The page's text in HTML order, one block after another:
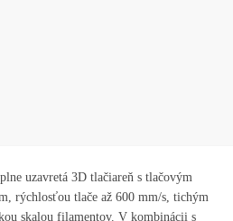
uzavretá 3D tlačiareň s tlačovým
rýchlosťou tlače až 600 mm/s, tichým
skalou filamentov. V kombinácii s